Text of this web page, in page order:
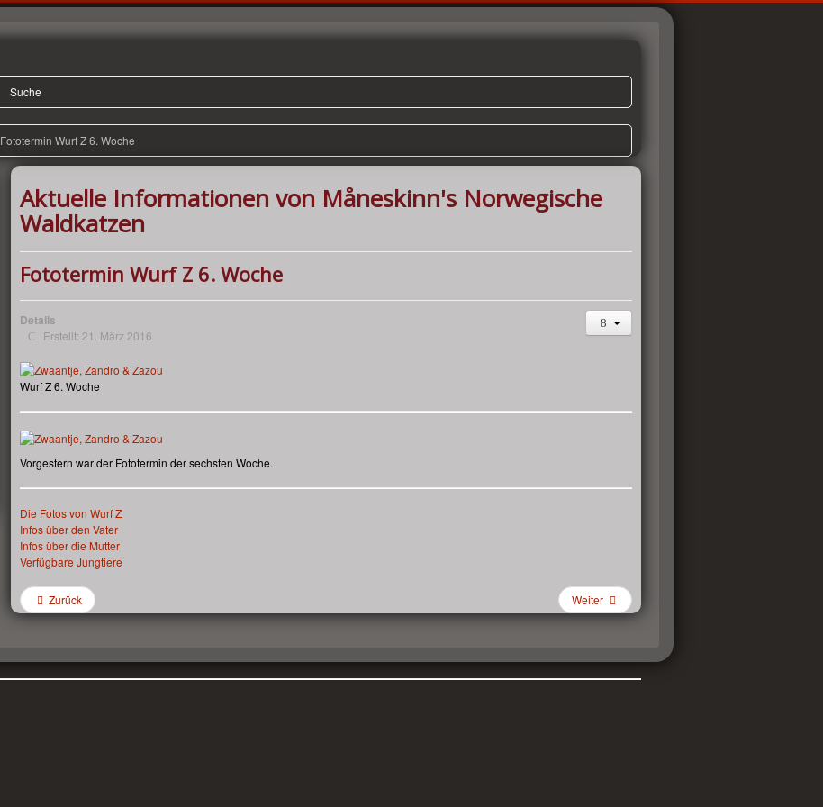
Suche
Fototermin Wurf Z 6. Woche
Aktuelle Informationen von Måneskinn's Norwegische
Waldkatzen
Fototermin Wurf Z 6. Woche
Details
Erstellt: 21. März 2016
Wurf Z 6. Woche
Vorgestern war der Fototermin der sechsten Woche.
Die Fotos von Wurf Z
Infos über den Vater
Infos über die Mutter
Verfügbare Jungtiere
Zurück Weiter